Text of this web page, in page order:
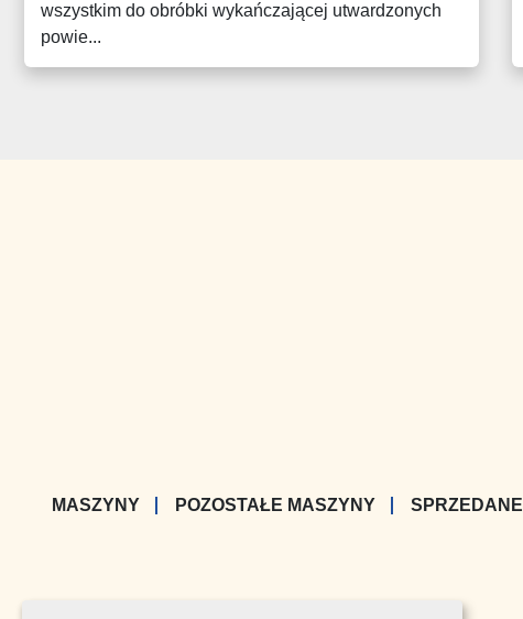
wszystkim do obróbki wykańczającej utwardzonych
powie...
MASZYNY POZOSTAŁE MASZYNY SPRZEDANE